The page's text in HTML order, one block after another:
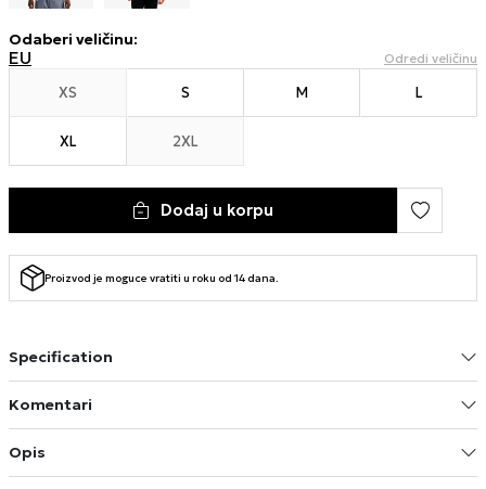
Odaberi veličinu:
EU Odredi veličinu
XS S M L
XL 2XL
Dodaj u korpu
Proizvod je moguce vratiti u roku od 14 dana.
Specification
Komentari
Opis